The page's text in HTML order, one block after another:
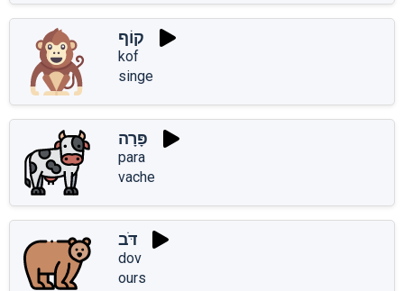
קוֹף
kof
singe
פָּרָה
para
vache
דֹּב
dov
ours